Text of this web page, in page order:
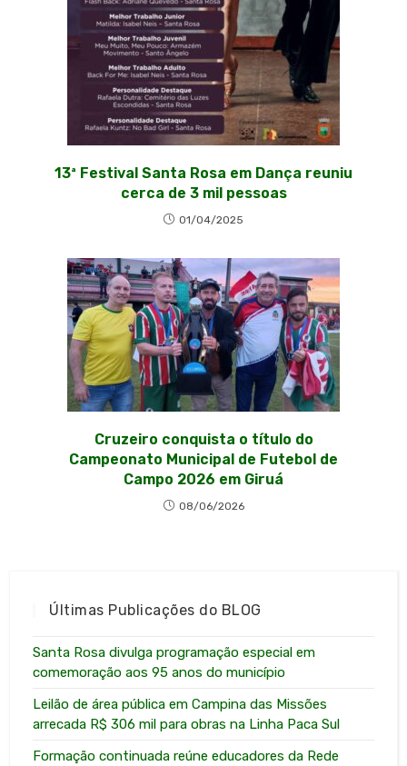
13ª Festival Santa Rosa em Dança reuniu
cerca de 3 mil pessoas
01/04/2025
Cruzeiro conquista o título do
Campeonato Municipal de Futebol de
Campo 2026 em Giruá
08/06/2026
Últimas Publicações do BLOG
Santa Rosa divulga programação especial em
comemoração aos 95 anos do município
Leilão de área pública em Campina das Missões
arrecada R$ 306 mil para obras na Linha Paca Sul
Formação continuada reúne educadores da Rede